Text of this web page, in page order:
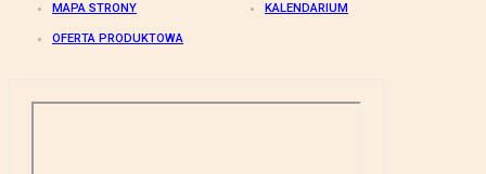
MAPA STRONY KALENDARIUM
OFERTA PRODUKTOWA